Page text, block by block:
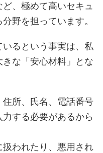
、極めて高いセキュ
野を担っています。
るという事実は、私
な「安心材料」とな
所、氏名、電話番号
する必要があるから
われたり、悪用され